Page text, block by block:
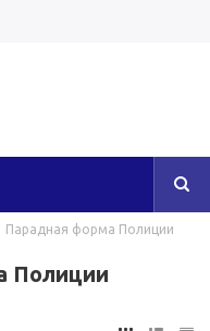
Парадная форма Полиции
Полиции